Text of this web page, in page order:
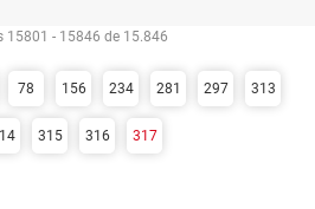
15801 - 15846 de 15.846
78 156 234 281 297 313
315 316 317